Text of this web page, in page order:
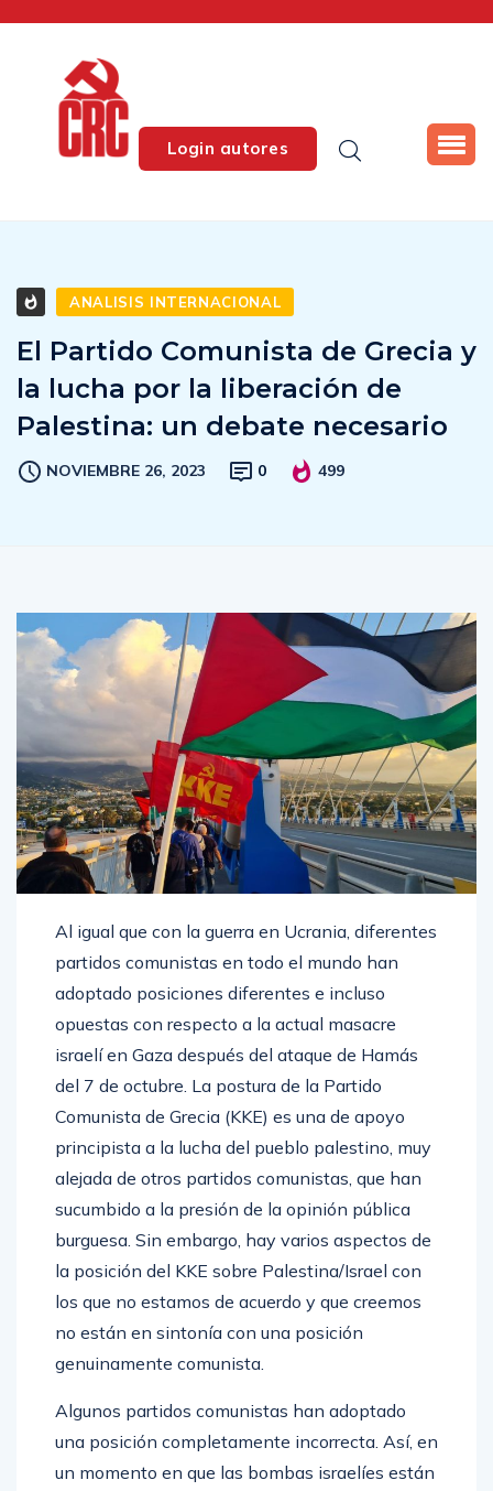
Login autores
ANALISIS INTERNACIONAL
El Partido Comunista de Grecia y
la lucha por la liberación de
Palestina: un debate necesario
NOVIEMBRE 26, 2023 0 499
Al igual que con la guerra en Ucrania, diferentes
partidos comunistas en todo el mundo han
adoptado posiciones diferentes e incluso
opuestas con respecto a la actual masacre
israelí en Gaza después del ataque de Hamás
del 7 de octubre. La postura de la Partido
Comunista de Grecia (KKE) es una de apoyo
principista a la lucha del pueblo palestino, muy
alejada de otros partidos comunistas, que han
sucumbido a la presión de la opinión pública
burguesa. Sin embargo, hay varios aspectos de
la posición del KKE sobre Palestina/Israel con
los que no estamos de acuerdo y que creemos
no están en sintonía con una posición
genuinamente comunista.
Algunos partidos comunistas han adoptado
una posición completamente incorrecta. Así, en
un momento en que las bombas israelíes están